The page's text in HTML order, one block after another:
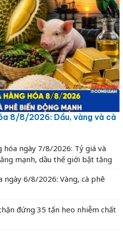
8/8/2026: Dầu, vàng và cà
ngày 7/8/2026: Tỷ giá và
mạnh, dầu thế giới bật tăng
ngày 6/8/2026: Vàng, cà phê
đứng 35 tấn heo nhiễm chất